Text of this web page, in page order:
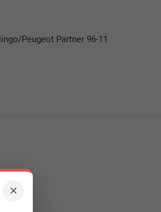
×
Peugeot Partner 96-11